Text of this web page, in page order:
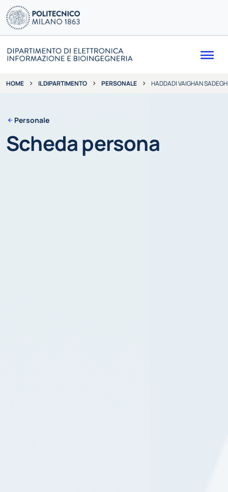
HOME IL DIPARTIMENTO PERSONALE HADDADI VAIGHAN SADEGH
Personale
Scheda persona